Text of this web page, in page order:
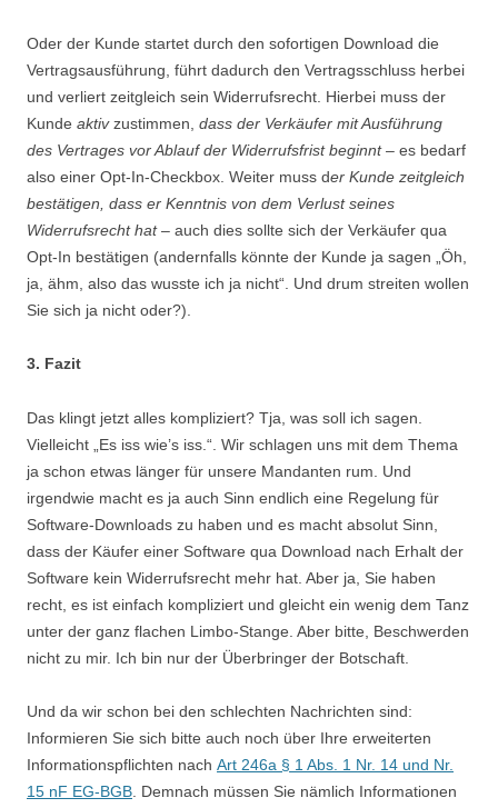
Oder der Kunde startet durch den sofortigen Download die
Vertragsausführung, führt dadurch den Vertragsschluss herbei
und verliert zeitgleich sein Widerrufsrecht. Hierbei muss der
Kunde aktivzustimmen, dass der Verkäufer mit Ausführung
des Vertrages vor Ablauf der Widerrufsfrist beginnt– es bedarf
also einer Opt-In-Checkbox. Weiter muss der Kunde zeitgleich
bestätigen, dass er Kenntnis von dem Verlust seines
Widerrufsrecht hat– auch dies sollte sich der Verkäufer qua
Opt-In bestätigen (andernfalls könnte der Kunde ja sagen „Öh,
ja, ähm, also das wusste ich ja nicht“. Und drum streiten wollen
Sie sich ja nicht oder?).
3. Fazit
Das klingt jetzt alles kompliziert? Tja, was soll ich sagen.
Vielleicht „Es iss wie’s iss.“. Wir schlagen uns mit dem Thema
ja schon etwas länger für unsere Mandanten rum. Und
irgendwie macht es ja auch Sinn endlich eine Regelung für
Software-Downloads zu haben und es macht absolut Sinn,
dass der Käufer einer Software qua Download nach Erhalt der
Software kein Widerrufsrecht mehr hat. Aber ja, Sie haben
recht, es ist einfach kompliziert und gleicht ein wenig dem Tanz
unter der ganz flachen Limbo-Stange. Aber bitte, Beschwerden
nicht zu mir. Ich bin nur der Überbringer der Botschaft.
Und da wir schon bei den schlechten Nachrichten sind:
Informieren Sie sich bitte auch noch über Ihre erweiterten
Informationspflichten nach Art 246a § 1 Abs. 1 Nr. 14 und Nr.
15 nF EG-BGB . Demnach müssen Sie nämlich Informationen